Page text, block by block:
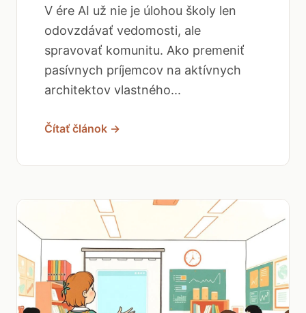
V ére AI už nie je úlohou školy len
odovzdávať vedomosti, ale
spravovať komunitu. Ako premeniť
pasívnych príjemcov na aktívnych
architektov vlastného...
Čítať článok →